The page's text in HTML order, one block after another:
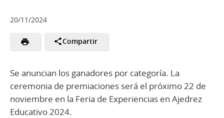
20/11/2024
Compartir
Se anuncian los ganadores por categoría. La
ceremonia de premiaciones será el próximo 22 de
noviembre en la Feria de Experiencias en Ajedrez
Educativo 2024.